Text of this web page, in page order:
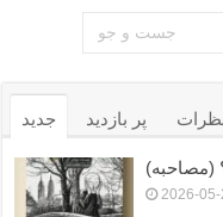
جدید پر بازدید
(مصاحبه)
2026-05-